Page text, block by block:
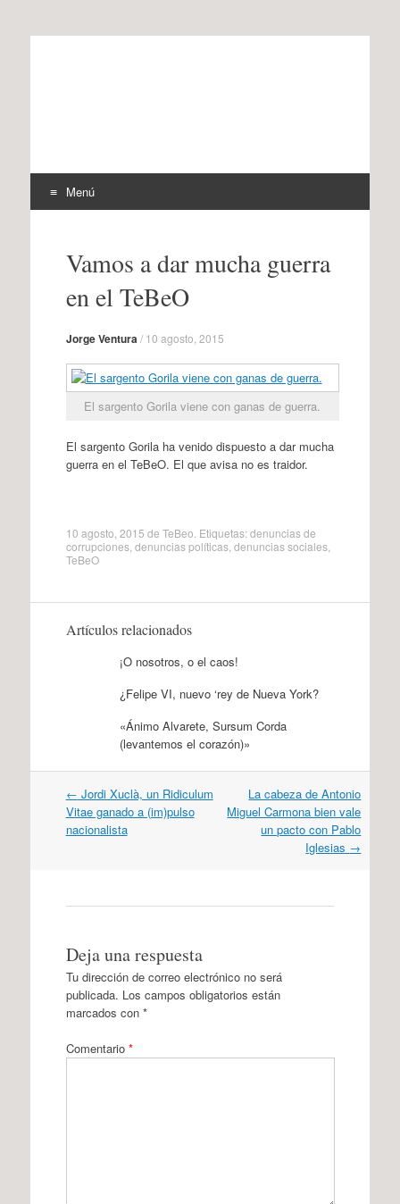
Menú
contenidoVamos a dar mucha guerra
en el TeBeO
Jorge Ventura / 10 agosto, 2015
El sargento Gorila viene con ganas de guerra.
El sargento Gorila ha venido dispuesto a dar mucha
guerra en el TeBeO. El que avisa no es traidor.
10 agosto, 2015 de TeBeo . Etiquetas:denuncias de
corrupciones, denuncias políticas, denuncias sociales,
TeBeO
Artículos relacionados
¡O nosotros, o el caos!
¿Felipe VI, nuevo ‘rey de Nueva York?
«Ánimo Alvarete, Sursum Corda
(levantemos el corazón)»
Navegación
por
artículos
← Jordi Xuclà, un Ridiculum
Vitae ganado a (im)pulso
nacionalista
La cabeza de Antonio
Miguel Carmona bien vale
un pacto con Pablo
Iglesias →
Deja una respuesta
Tu dirección de correo electrónico no será
publicada. Los campos obligatorios están
marcados con *
Comentario *